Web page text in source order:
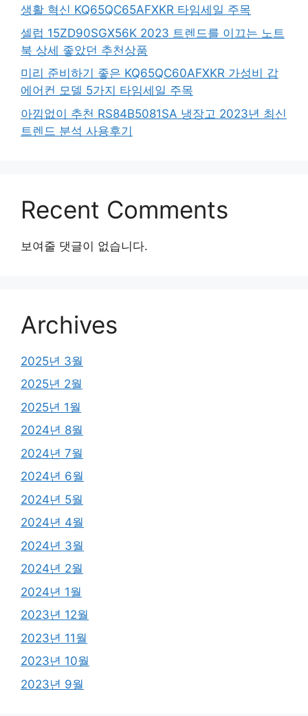
생활 혁신 KQ65QC65AFXKR 타임세일 주목
셀럽 15ZD90SGX56K 2023 트렌드를 이끄는 노트
북 상세 좋았던 추천상품
미리 준비하기 좋은 KQ65QC60AFXKR 가성비 갑
에어컨 모델 5가지 타임세일 주목
아낌없이 추천 RS84B5081SA 냉장고 2023년 최신
트렌드 분석 사용후기
Recent Comments
보여줄 댓글이 없습니다.
Archives
2025년 3월
2025년 2월
2025년 1월
2024년 8월
2024년 7월
2024년 6월
2024년 5월
2024년 4월
2024년 3월
2024년 2월
2024년 1월
2023년 12월
2023년 11월
2023년 10월
2023년 9월